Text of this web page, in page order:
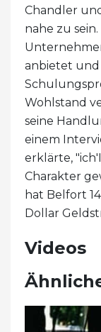
Chandler
nahe zu
anbietet und
Wohlstand
seine
einem
erklärte,
Charakter
hat Belfort
Dollar
Videos